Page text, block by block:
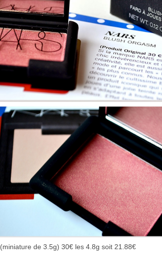
(miniature de 3.5g) 30€ les 4.8g soit 21.88€